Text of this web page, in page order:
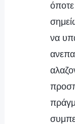
να